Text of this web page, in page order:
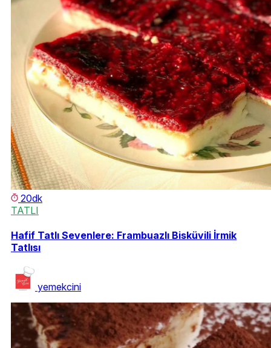
20dk
TATLI
Hafif Tatlı Sevenlere: Frambuazlı Bisküvili İrmik
Tatlısı
yemekcini